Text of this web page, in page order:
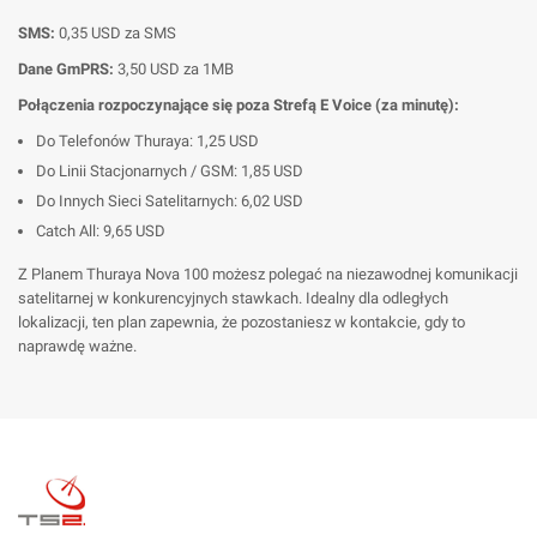
SMS: 0,35 USD za SMS
Dane GmPRS: 3,50 USD za 1MB
Połączenia rozpoczynające się poza Strefą E Voice (za minutę):
Do Telefonów Thuraya: 1,25 USD
Do Linii Stacjonarnych / GSM: 1,85 USD
Do Innych Sieci Satelitarnych: 6,02 USD
Catch All: 9,65 USD
Z Planem Thuraya Nova 100 możesz polegać na niezawodnej komunikacji
satelitarnej w konkurencyjnych stawkach. Idealny dla odległych
lokalizacji, ten plan zapewnia, że pozostaniesz w kontakcie, gdy to
naprawdę ważne.